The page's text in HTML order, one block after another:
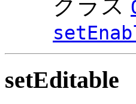
クラス
setEditable